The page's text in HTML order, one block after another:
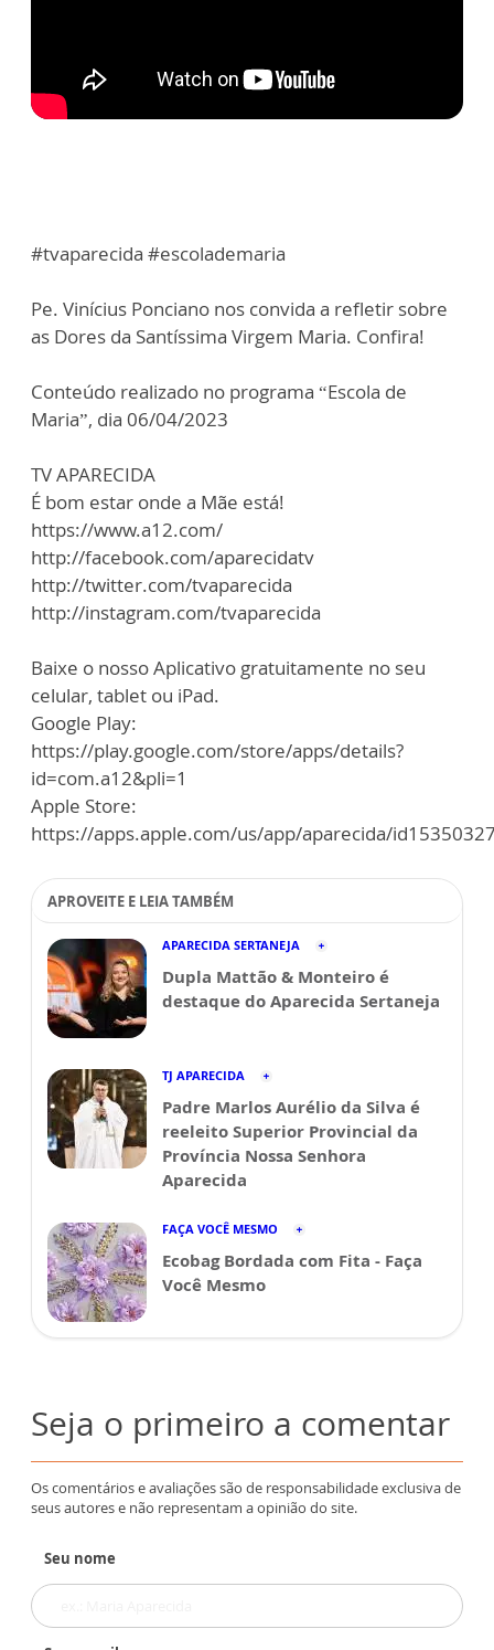
#tvaparecida #escolademaria
Pe. Vinícius Ponciano nos convida a refletir sobre
as Dores da Santíssima Virgem Maria. Confira!
Conteúdo realizado no programa “Escola de
Maria”, dia 06/04/2023
TV APARECIDA
É bom estar onde a Mãe está!
https://www.a12.com/
http://facebook.com/aparecidatv
http://twitter.com/tvaparecida
http://instagram.com/tvaparecida
Baixe o nosso Aplicativo gratuitamente no seu
celular, tablet ou iPad.
Google Play:
https://play.google.com/store/apps/details?
id=com.a12&pli=1
Apple Store:
https://apps.apple.com/us/app/aparecida/
APROVEITE E LEIA TAMBÉM
APARECIDA SERTANEJA
Dupla Mattão & Monteiro é
destaque do Aparecida Sertaneja
TJ APARECIDA
Padre Marlos Aurélio da Silva é
reeleito Superior Provincial da
Província Nossa Senhora
Aparecida
FAÇA VOCÊ MESMO
Ecobag Bordada com Fita - Faça
Você Mesmo
Seja o primeiro a comentar
Os comentários e avaliações são de responsabilidade exclusiva de
seus autores e não representam a opinião do site.
Seu nome